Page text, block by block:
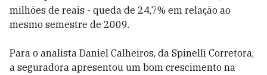
milhões de reais - queda de 24,7% em relação ao
mesmo semestre de 2009.
Para o analista Daniel Calheiros, da Spinelli Corretora,
a seguradora apresentou um bom crescimento na